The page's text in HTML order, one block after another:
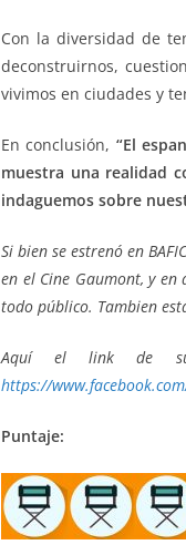
Con la diversidad de
deconstruirnos,
vivimos en ciudades y
En conclusión, “El
muestra una realidad
indaguemos sobre
Si bien se estrenó en
en el Cine Gaumont, y
todo público. Tambien
Aquí el link de su
https://
Puntaje: